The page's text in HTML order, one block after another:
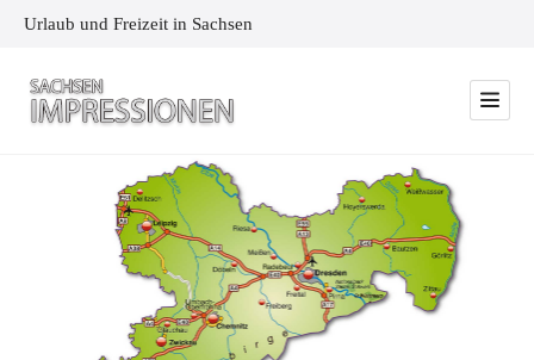
Urlaub und Freizeit in Sachsen